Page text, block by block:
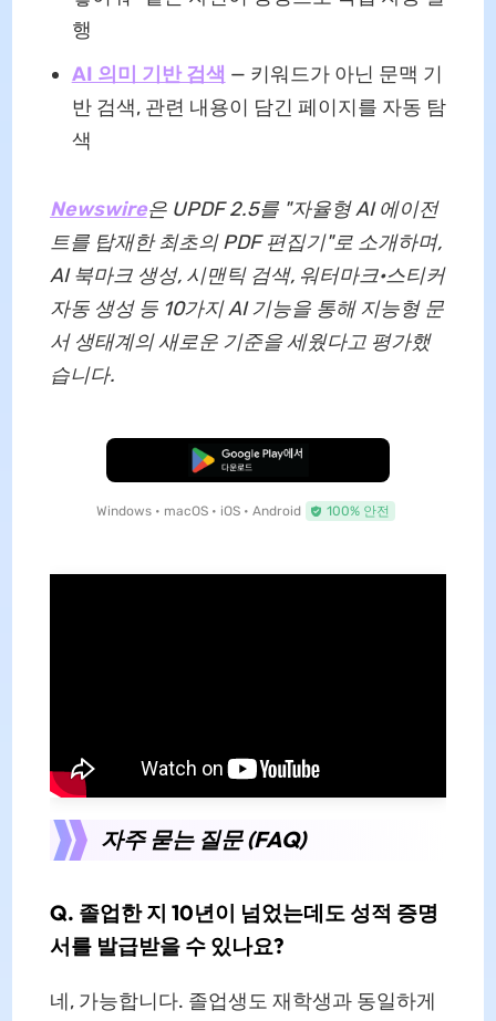
행
AI 의미 기반 검색 — 키워드가 아닌 문맥 기
반 검색, 관련 내용이 담긴 페이지를 자동 탐
색
Newswire은 UPDF 2.5를 "자율형 AI 에이전
트를 탑재한 최초의 PDF 편집기"로 소개하며,
AI 북마크 생성, 시맨틱 검색, 워터마크·스티커
자동 생성 등 10가지 AI 기능을 통해 지능형 문
서 생태계의 새로운 기준을 세웠다고 평가했
습니다.
무료로 다운로드
Windows • macOS • iOS • Android 100% 안전
자주 묻는 질문 (FAQ)
Q. 졸업한 지 10년이 넘었는데도 성적 증명
서를 발급받을 수 있나요?
네, 가능합니다. 졸업생도 재학생과 동일하게